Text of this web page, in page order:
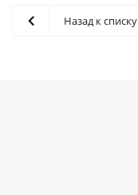
Назад к списку